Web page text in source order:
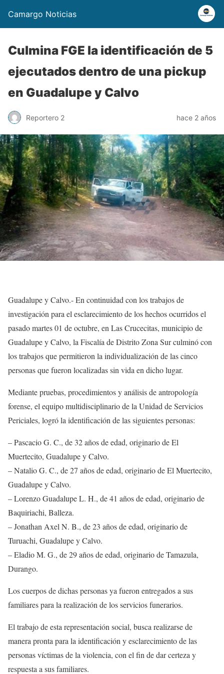
Camargo Noticias
Culmina FGE la identificación de 5
ejecutados dentro de una pickup
en Guadalupe y Calvo
Reportero 2 hace 2 años
Guadalupe y Calvo.- En continuidad con los trabajos de
investigación para el esclarecimiento de los hechos ocurridos el
pasado martes 01 de octubre, en Las Crucecitas, municipio de
Guadalupe y Calvo, la Fiscalía de Distrito Zona Sur culminó con
los trabajos que permitieron la individualización de las cinco
personas que fueron localizadas sin vida en dicho lugar.
Mediante pruebas, procedimientos y análisis de antropología
forense, el equipo multidisciplinario de la Unidad de Servicios
Periciales, logró la identificación de las siguientes personas:
– Pascacio G. C., de 32 años de edad, originario de El
Muertecito, Guadalupe y Calvo.
– Natalio G. C., de 27 años de edad, originario de El Muertecito,
Guadalupe y Calvo.
– Lorenzo Guadalupe L. H., de 41 años de edad, originario de
Baquiriachi, Balleza.
– Jonathan Axel N. B., de 23 años de edad, originario de
Turuachi, Guadalupe y Calvo.
– Eladio M. G., de 29 años de edad, originario de Tamazula,
Durango.
Los cuerpos de dichas personas ya fueron entregados a sus
familiares para la realización de los servicios funerarios.
El trabajo de esta representación social, busca realizarse de
manera pronta para la identificación y esclarecimiento de las
personas víctimas de la violencia, con el fin de dar certeza y
respuesta a sus familiares.